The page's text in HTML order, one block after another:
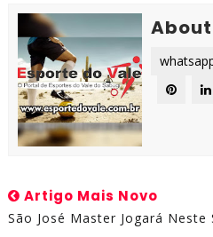
Artigo Mais Novo
São José Master Jogará Neste